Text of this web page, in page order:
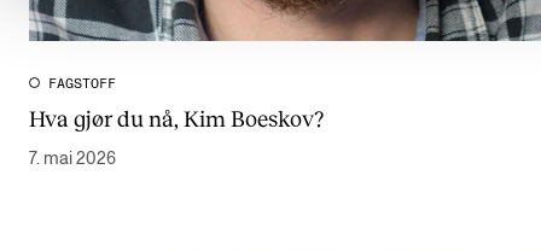
FAGSTOFF
Hva gjør du nå, Kim Boeskov?
7. mai 2026